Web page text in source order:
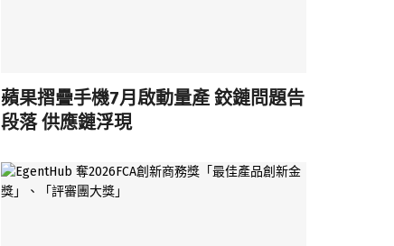
蘋果摺疊手機7月啟動量產 鉸鏈問題告
段落 供應鏈浮現